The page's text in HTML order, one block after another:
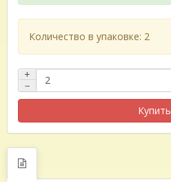
Количество в упаковке: 2
+
−
Купить